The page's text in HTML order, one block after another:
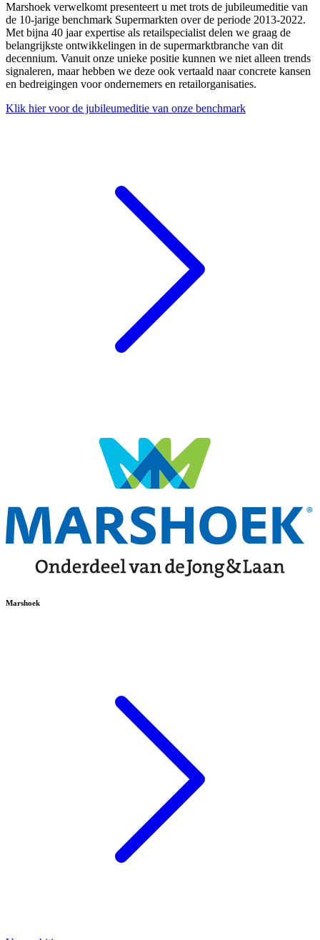
Marshoek verwelkomt presenteert u met trots de jubileumeditie van
de 10-jarige benchmark Supermarkten over de periode 2013-2022.
Met bijna 40 jaar expertise als retailspecialist delen we graag de
belangrijkste ontwikkelingen in de supermarktbranche van dit
decennium. Vanuit onze unieke positie kunnen we niet alleen trends
signaleren, maar hebben we deze ook vertaald naar concrete kansen
en bedreigingen voor ondernemers en retailorganisaties.
Klik hier voor de jubileumeditie van onze benchmark
Marshoek